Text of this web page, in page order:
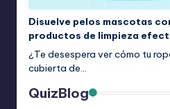
Disuelve pelos mascotas
productos de limpieza
¿Te desespera ver cómo tu
cubierta de…
QuizBlog